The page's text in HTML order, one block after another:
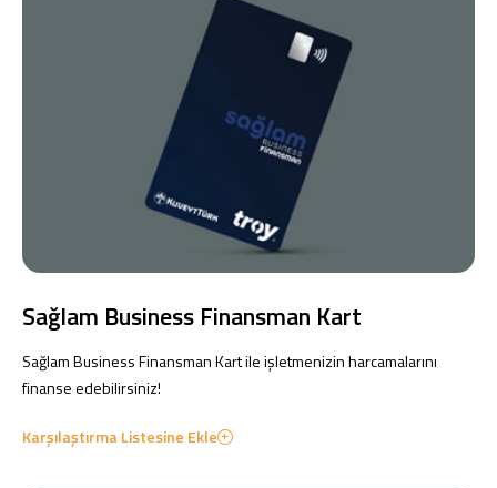
Sağlam Business Finansman Kart
Sağlam Business Finansman Kart ile işletmenizin harcamalarını
finanse edebilirsiniz!
Karşılaştırma Listesine Ekle